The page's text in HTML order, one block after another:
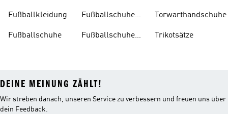
Fußballkleidung
Fußballschuhe
Fußballschuhe
Schnürsenkel
Fußballschuhe
Torwarthandschuhe
Trikotsätze
DEINE MEINUNG ZÄHLT!
Wir streben danach, unseren Service zu verbessern und freuen uns über
dein Feedback.